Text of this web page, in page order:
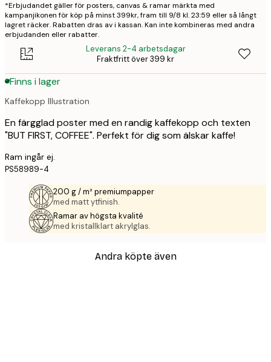
*Erbjudandet gäller för posters, canvas & ramar märkta med
kampanjikonen för köp på minst 399kr, fram till 9/8 kl. 23:59 eller så långt
lagret räcker. Rabatten dras av i kassan. Kan inte kombineras med andra
erbjudanden eller rabatter.
Leverans 2-4 arbetsdagar
Fraktfritt över 399 kr
Finns i lager
Kaffekopp Illustration
En färgglad poster med en randig kaffekopp och texten
"BUT FIRST, COFFEE". Perfekt för dig som älskar kaffe!
Ram ingår ej.
PS58989-4
200 g / m² premiumpapper
med matt ytfinish.
Ramar av högsta kvalité
med kristallklart akrylglas.
Andra köpte även